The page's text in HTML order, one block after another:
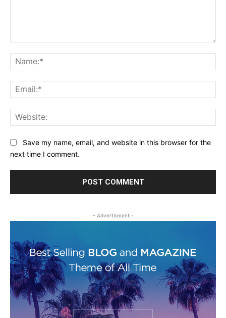
Save my name, email, and website in this browser for the
next time I comment.
- Advertisment -